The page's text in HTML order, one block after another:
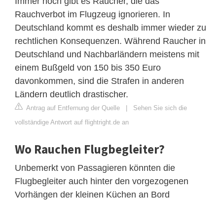
Rauchverbot im Flugzeug ignorieren. In
Deutschland kommt es deshalb immer wieder zu
rechtlichen Konsequenzen. Während Raucher in
Deutschland und Nachbarländern meistens mit
einem Bußgeld von 150 bis 350 Euro
davonkommen, sind die Strafen in anderen
Ländern deutlich drastischer.
Antrag auf Entfernung der Quelle | Sehen Sie sich die
vollständige Antwort auf flightright.de an
Wo Rauchen Flugbegleiter?
Unbemerkt von Passagieren könnten die
Flugbegleiter auch hinter den vorgezogenen
Vorhängen der kleinen Küchen an Bord